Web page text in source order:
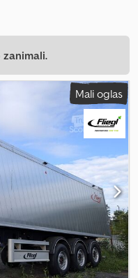
Mali oglas